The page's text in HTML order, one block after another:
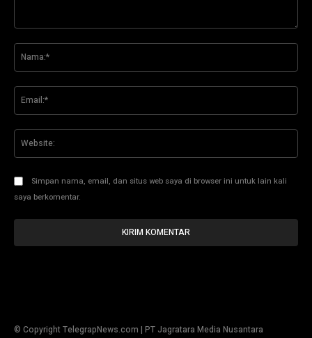
Simpan nama, email, dan situs web saya di browser ini untuk lain kali
saya berkomentar.
© Copyright TelegrapNews.com | PT Jagratara Media Nusantara